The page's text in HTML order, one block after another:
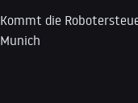
Kommt die
Munich